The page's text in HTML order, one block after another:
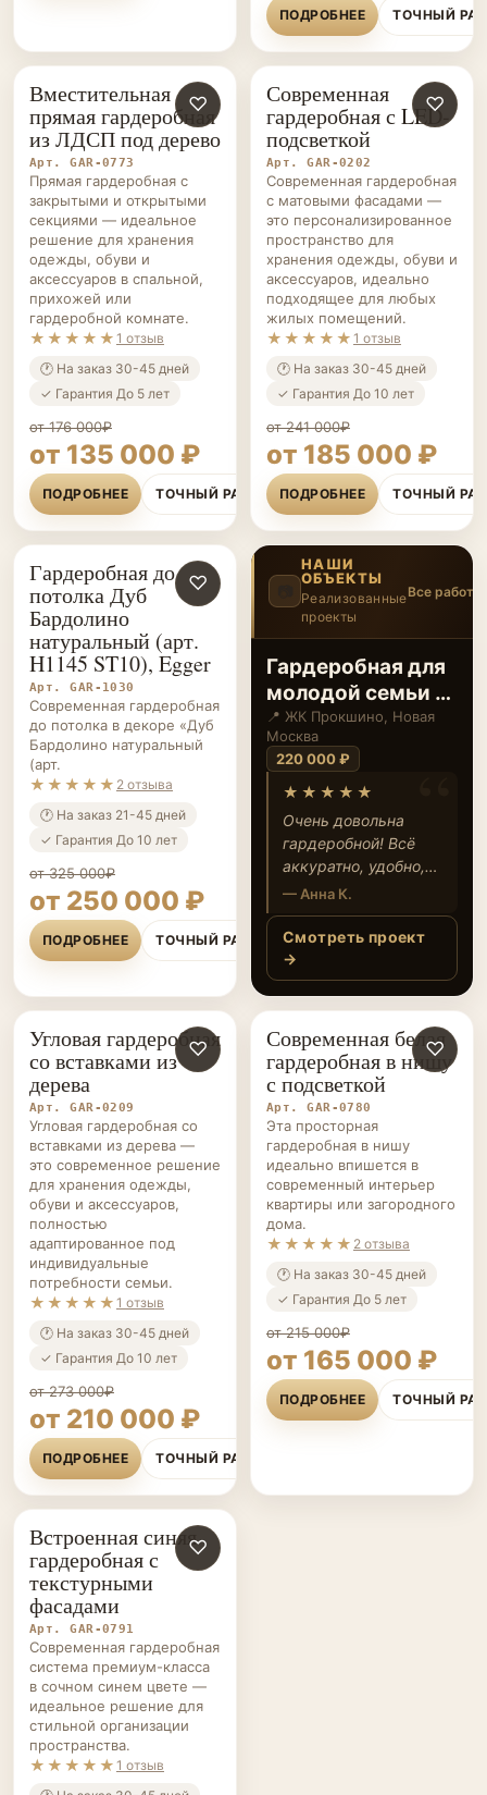
ПОДРОБНЕЕ ТОЧНЫЙ
ГАРДЕРОБНЫЕ НА ЗАКАЗ
♡
Вместительная
прямая гардеробная
из ЛДСП под дерево
Арт. GAR-0773
Прямая гардеробная с
закрытыми и открытыми
секциями — идеальное
решение для хранения
одежды, обуви и
аксессуаров в спальной,
прихожей или
гардеробной комнате.
★★★★★ 1 отзыв
🕐 На заказ 30-45 дней
✓ Гарантия До 5 лет
от 176 000₽
от 135 000 ₽
ПОДРОБНЕЕ ТОЧНЫЙ РАСЧЁТ
ГАРДЕРОБНЫЕ НА ЗАКАЗ
♡
Современная
гардеробная с LED-
подсветкой
Арт. GAR-0202
Современная гардеробная
с матовыми фасадами —
это персонализированное
пространство для
хранения одежды, обуви и
аксессуаров, идеально
подходящее для любых
жилых помещений.
★★★★★ 1 отзыв
🕐 На заказ 30-45 дней
✓ Гарантия До 10 лет
от 241 000₽
от 185 000 ₽
ПОДРОБНЕЕ ТОЧНЫЙ
ГАРДЕРОБНЫЕ НА ЗАКАЗ
♡
Гардеробная до
потолка Дуб
Бардолино
натуральный (арт.
H1145 ST10), Egger
Арт. GAR-1030
Современная гардеробная
до потолка в декоре «Дуб
Бардолино натуральный
(арт.
★★★★★ 2 отзыва
🕐 На заказ 21-45 дней
✓ Гарантия До 10 лет
от 325 000₽
от 250 000 ₽
ПОДРОБНЕЕ ТОЧНЫЙ РАСЧЁТ
НАШИ
ОБЪЕКТЫ
Реализованные
проекты
Все
‹ ›
Забудьте о
скучных
кладовках
📍 ЖК Первый
Дубровский,
Южнопортовый
180 000 ₽
★★★★★
Я в восторге от новой
гардеробной! Всё
продумано до
на рейки —
отдельное
удовольствие.
Теперь вещи всегда в
кажется больше и
светлее.
— Анна К.
Смотреть проект
→
ГАРДЕРОБНЫЕ НА ЗАКАЗ
♡
Угловая гардеробная
со вставками из
дерева
Арт. GAR-0209
Угловая гардеробная со
вставками из дерева —
это современное решение
для хранения одежды,
обуви и аксессуаров,
полностью
адаптированное под
индивидуальные
потребности семьи.
🕐 На заказ 30-45 дней
от 273 000₽
от 210 000 ₽
ПОДРОБНЕЕ ТОЧНЫЙ РАСЧЁТ
ГАРДЕРОБНЫЕ НА ЗАКАЗ
♡
Современная белая
гардеробная в нишу
с подсветкой
Арт. GAR-0780
Эта просторная
гардеробная в нишу
идеально впишется в
современный интерьер
квартиры или загородного
дома.
🕐 На заказ 30-45 дней
от 215 000₽
от 165 000 ₽
ПОДРОБНЕЕ ТОЧНЫЙ
ГАРДЕРОБНЫЕ НА ЗАКАЗ
♡
Встроенная синяя
гардеробная с
текстурными
фасадами
Арт. GAR-0791
Современная гардеробная
система премиум-класса
в сочном синем цвете —
идеальное решение для
стильной организации
пространства.